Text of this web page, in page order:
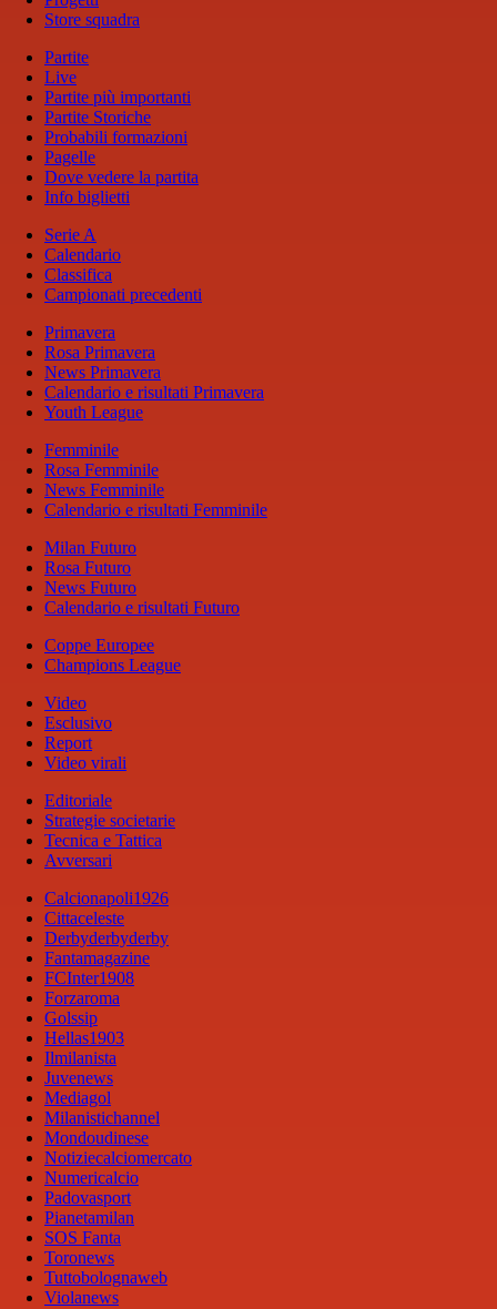
Store squadra
Partite
Live
Partite più importanti
Partite Storiche
Probabili formazioni
Pagelle
Dove vedere la partita
Info biglietti
Serie A
Calendario
Classifica
Campionati precedenti
Primavera
Rosa Primavera
News Primavera
Calendario e risultati Primavera
Youth League
Femminile
Rosa Femminile
News Femminile
Calendario e risultati Femminile
Milan Futuro
Rosa Futuro
News Futuro
Calendario e risultati Futuro
Coppe Europee
Champions League
Video
Esclusivo
Report
Video virali
Editoriale
Strategie societarie
Tecnica e Tattica
Avversari
Calcionapoli1926
Cittaceleste
Derbyderbyderby
Fantamagazine
FCInter1908
Forzaroma
Golssip
Hellas1903
Ilmilanista
Juvenews
Mediagol
Milanistichannel
Mondoudinese
Notiziecalciomercato
Numericalcio
Padovasport
Pianetamilan
SOS Fanta
Toronews
Tuttobolognaweb
Violanews